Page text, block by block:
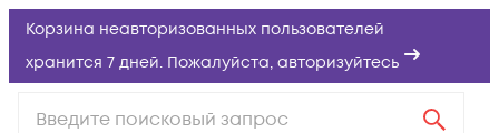
Корзина неавторизованных пользователей
хранится 7 дней. Пожалуйста, авторизуйтесь